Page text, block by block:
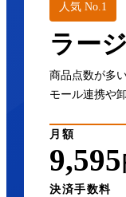
人気 No.1
ラージ
商品点数が多
モール連携や
月額
9,595
決済手数料